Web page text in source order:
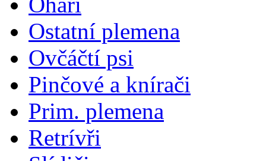
Ostatní plemena
Ovčáčtí psi
Pinčové a knírači
Prim. plemena
Retrívři